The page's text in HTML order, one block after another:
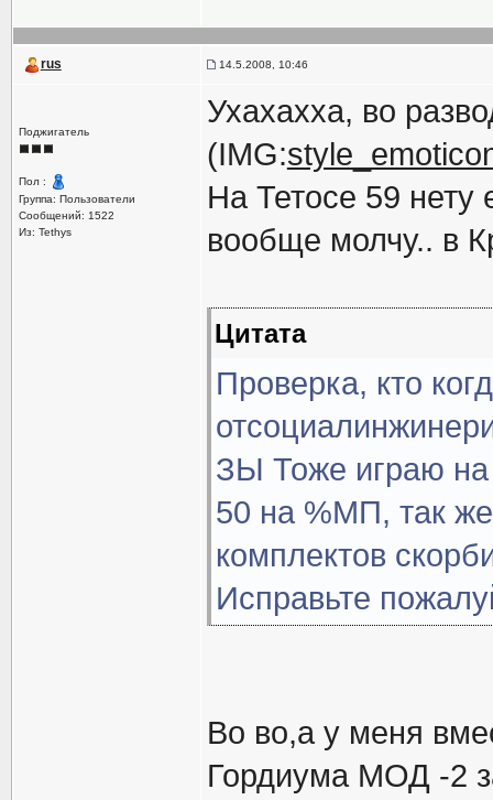
rus 14.5.2008, 10:46
Поджигатель
Пол :
Группа: Пользователи
Сообщений: 1522
Из: Tethys
Ухахахха, во
(IMG:
На Тетосе 59
вообще молчу.. в
Цитата
Проверка, кто
ЗЫ Тоже играю на
50 на %МП, так
комплектов
Исправьте
Во во,а у меня
Гордиума МОД -2